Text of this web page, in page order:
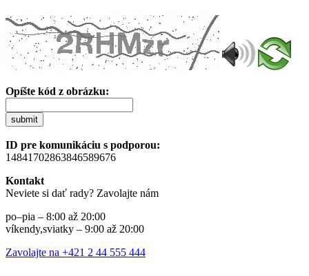
Opíšte kód z obrázku:
submit
ID pre komunikáciu s podporou:
14841702863846589676
Kontakt
Neviete si dať rady? Zavolajte nám
po–pia – 8:00 až 20:00
víkendy,sviatky – 9:00 až 20:00
Zavolajte na +421 2 44 555 444